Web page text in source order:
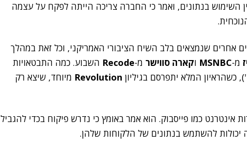
השימוש בנתונים, ואמר כי החברה צריכה הייתה לפקח על עצמה
אחרים שנמצאים בלב השיח הציבורי האמריקני, וכל זאת במהלך
מ-MSNBC וקארה סווישר מ-Recode השבוע. כמה התבטאויות
כשהראיון המלא יתפרסם בגיליון Revolution מיוחד, שיצא רק
אינטרנט כמו פייסבוק. הוא אמר באומץ כי נדרש פיקוח בכדי להגביל
יכולות להשתמש בנתונים של הלקוחות שלהן.